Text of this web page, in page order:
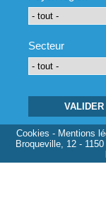
Secteur
Cookies - Mentions
Broqueville, 12 -